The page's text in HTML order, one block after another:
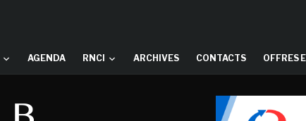
AGENDA RNCI ARCHIVES CONTACTS OFFRES